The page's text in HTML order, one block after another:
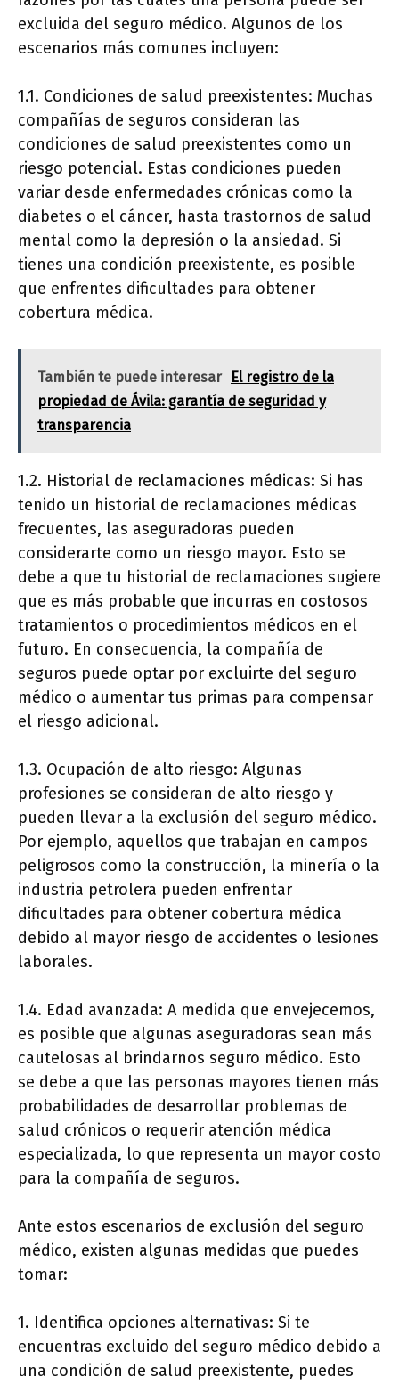
excluida del seguro médico. Algunos de los
escenarios más comunes incluyen:
1.1. Condiciones de salud preexistentes: Muchas
compañías de seguros consideran las
condiciones de salud preexistentes como un
riesgo potencial. Estas condiciones pueden
variar desde enfermedades crónicas como la
diabetes o el cáncer, hasta trastornos de salud
mental como la depresión o la ansiedad. Si
tienes una condición preexistente, es posible
que enfrentes dificultades para obtener
cobertura médica.
También te puede interesar
El registro de la
propiedad de Ávila: garantía de seguridad y
transparencia
1.2. Historial de reclamaciones médicas: Si has
tenido un historial de reclamaciones médicas
frecuentes, las aseguradoras pueden
considerarte como un riesgo mayor. Esto se
debe a que tu historial de reclamaciones sugiere
que es más probable que incurras en costosos
tratamientos o procedimientos médicos en el
futuro. En consecuencia, la compañía de
seguros puede optar por excluirte del seguro
médico o aumentar tus primas para compensar
el riesgo adicional.
1.3. Ocupación de alto riesgo: Algunas
profesiones se consideran de alto riesgo y
pueden llevar a la exclusión del seguro médico.
Por ejemplo, aquellos que trabajan en campos
peligrosos como la construcción, la minería o la
industria petrolera pueden enfrentar
dificultades para obtener cobertura médica
debido al mayor riesgo de accidentes o lesiones
laborales.
1.4. Edad avanzada: A medida que envejecemos,
es posible que algunas aseguradoras sean más
cautelosas al brindarnos seguro médico. Esto
se debe a que las personas mayores tienen más
probabilidades de desarrollar problemas de
salud crónicos o requerir atención médica
especializada, lo que representa un mayor costo
para la compañía de seguros.
Ante estos escenarios de exclusión del seguro
médico, existen algunas medidas que puedes
tomar:
1. Identifica opciones alternativas: Si te
encuentras excluido del seguro médico debido a
una condición de salud preexistente, puedes